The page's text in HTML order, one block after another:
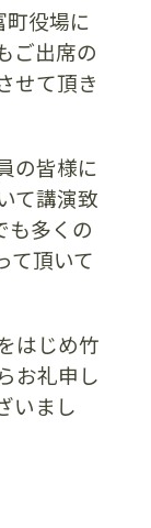
役場に
ご出席の
せて頂き
の皆様に
て講演致
も多くの
て頂いて
はじめ竹
お礼申し
いまし